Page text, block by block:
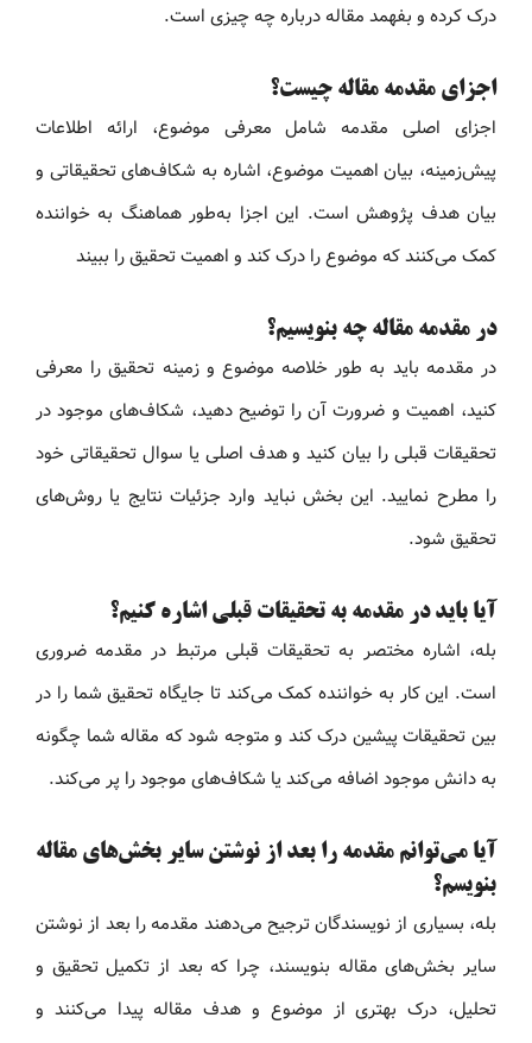
درک کرده و بفهمد مقاله درباره چه چیزی است.
اجزای مقدمه مقاله چیست؟
اجزای اصلی مقدمه شامل معرفی موضوع، ارائه اطلاعات
پیش‌زمینه، بیان اهمیت موضوع، اشاره به شکاف‌های تحقیقاتی و
بیان هدف پژوهش است. این اجزا به‌طور هماهنگ به خواننده
کمک می‌کنند که موضوع را درک کند و اهمیت تحقیق را ببیند
در مقدمه مقاله چه بنویسیم؟
در مقدمه باید به طور خلاصه موضوع و زمینه تحقیق را معرفی
کنید، اهمیت و ضرورت آن را توضیح دهید، شکاف‌های موجود در
تحقیقات قبلی را بیان کنید و هدف اصلی یا سوال تحقیقاتی خود
را مطرح نمایید. این بخش نباید وارد جزئیات نتایج یا روش‌های
تحقیق شود.
آیا باید در مقدمه به تحقیقات قبلی اشاره کنیم؟
بله، اشاره مختصر به تحقیقات قبلی مرتبط در مقدمه ضروری
است. این کار به خواننده کمک می‌کند تا جایگاه تحقیق شما را در
بین تحقیقات پیشین درک کند و متوجه شود که مقاله شما چگونه
به دانش موجود اضافه می‌کند یا شکاف‌های موجود را پر می‌کند.
آیا می‌توانم مقدمه را بعد از نوشتن سایر بخش‌های مقاله
بنویسم؟
بله، بسیاری از نویسندگان ترجیح می‌دهند مقدمه را بعد از نوشتن
سایر بخش‌های مقاله بنویسند، چرا که بعد از تکمیل تحقیق و
تحلیل، درک بهتری از موضوع و هدف مقاله پیدا می‌کنند و